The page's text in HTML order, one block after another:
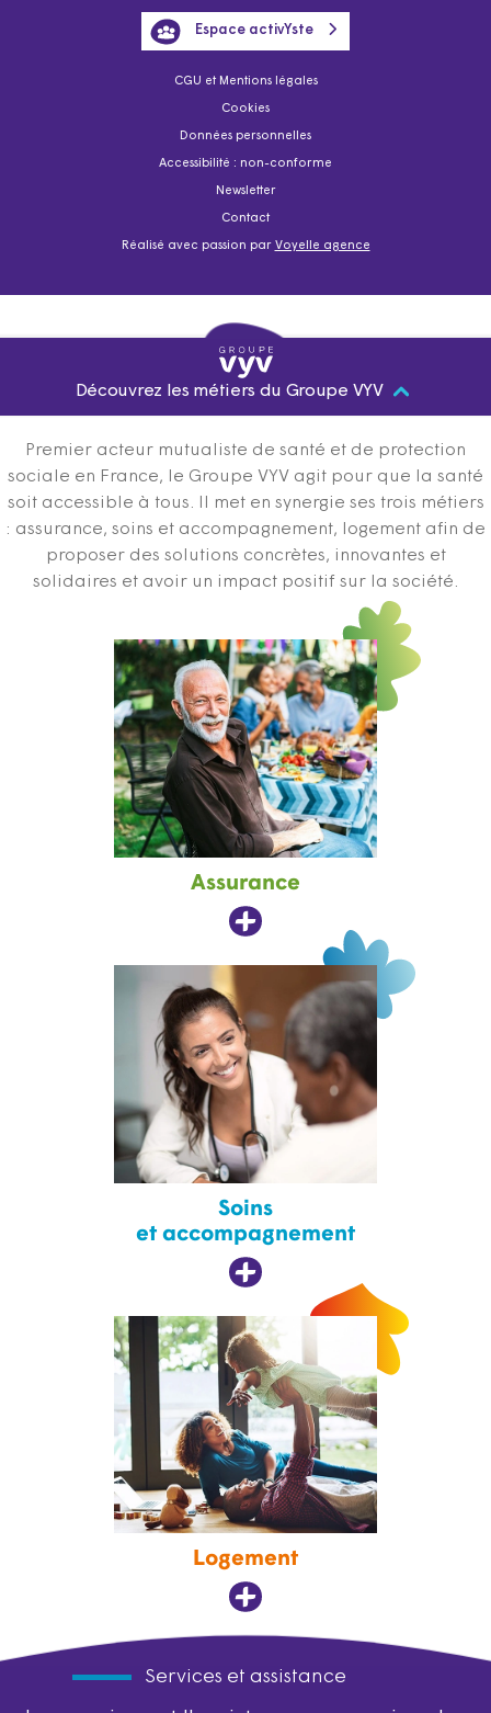
CGU et Mentions légales
Cookies
Données personnelles
Accessibilité : non-conforme
Newsletter
Contact
Réalisé avec passion par Voyelle agence
Espace activYste
Découvrez les métiers du Groupe VYV
Premier acteur mutualiste de santé et de protection
sociale en France, le Groupe VYV agit pour que la santé
soit accessible à tous. Il met en synergie ses trois métiers
: assurance, soins et accompagnement, logement afin de
proposer des solutions concrètes, innovantes et
solidaires et avoir un impact positif sur la société.
Assurance
Soins
et accompagnement
Logement
Services et assistance